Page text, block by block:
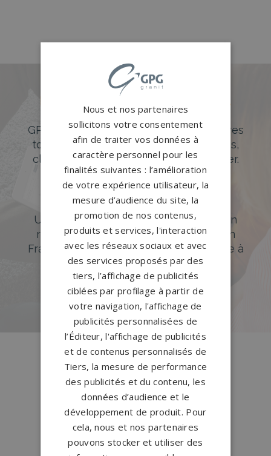
Des pierres tombales uniques et
originales
GPG Granit offre un large choix de pierres
tombales en granit de styles modernes,
classiques ou originales à personnaliser.
DÉCOUVREZ NOTRE CATALOGUE
Accompagnement sur-mesure
Un accompagnement sur mesure et un
réseau de 1200 partenaires partout en
France. Personnalisation avancée grâce à
notre configurateur 3D en ligne.
PERSONNALISEZ VOTRE MONUMENT
Conceptionfrançaise
Qui sommes-nous ?
Créationssur-mesure
Configurateur
Nous et nos partenaires
sollicitons votre consentement
afin de traiter vos données à
caractère personnel pour les
finalités suivantes : l’amélioration
de votre expérience utilisateur, la
mesure d’audience du site, la
promotion de nos contenus,
produits et services, l'interaction
avec les réseaux sociaux et avec
des services proposés par des
tiers, l’affichage de publicités
ciblées par profilage à partir de
votre navigation, l'affichage de
publicités personnalisées de
l’Éditeur, l'affichage de publicités
et de contenus personnalisés de
Tiers, la mesure de performance
des publicités et du contenu, les
données d’audience et le
développement de produit. Pour
cela, nous et nos partenaires
pouvons stocker et utiliser des